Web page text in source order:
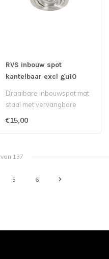
RVS inbouw spot
kantelbaar excl gu10
Draaibare inbouwspot mat
staal met vervangbare
gu10 aansluiting..
€15,00
van 137
5 6